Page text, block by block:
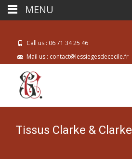
Call us : 06 71 34 25 46
Mail us : contact@lessiegesdececile.fr
Tissus Clarke & Clarke
MENU